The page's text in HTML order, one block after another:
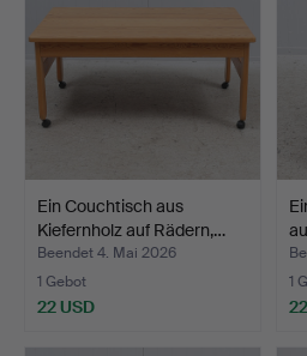
Ein Couchtisch aus
Kiefernholz auf Rädern,…
Beendet 4. Mai 2026
1 Gebot
22 USD
1